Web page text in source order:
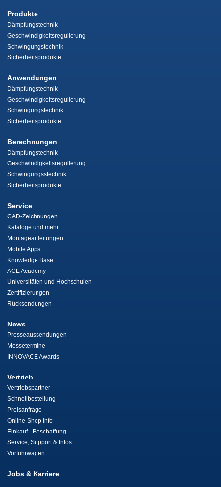
Produkte
Dämpfungstechnik
Geschwindigkeitsregulierung
Schwingungstechnik
Sicherheitsprodukte
Anwendungen
Dämpfungstechnik
Geschwindigkeitsregulierung
Schwingungstechnik
Sicherheitsprodukte
Berechnungen
Dämpfungstechnik
Geschwindigkeitsregulierung
Schwingungsstechnik
Sicherheitsprodukte
Service
CAD-Zeichnungen
Kataloge und mehr
Montageanleitungen
Mobile Apps
Knowledge Base
ACE Academy
Universitäten und Hochschulen
Zertifizierungen
Rücksendungen
News
Presseaussendungen
Messetermine
INNOVACE Awards
Vertrieb
Vertriebspartner
Schnellbestellung
Preisanfrage
Online-Shop Info
Einkauf - Beschaffung
Service, Support & Infos
Vorführwagen
Jobs & Karriere